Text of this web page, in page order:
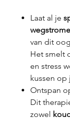
Laat al je
van dit
Het smelt
en stress
kussen
Ontspan
Dit
zowel koud